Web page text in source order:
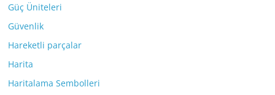
Güç Üniteleri
Güvenlik
Hareketli parçalar
Harita
Haritalama Sembolleri